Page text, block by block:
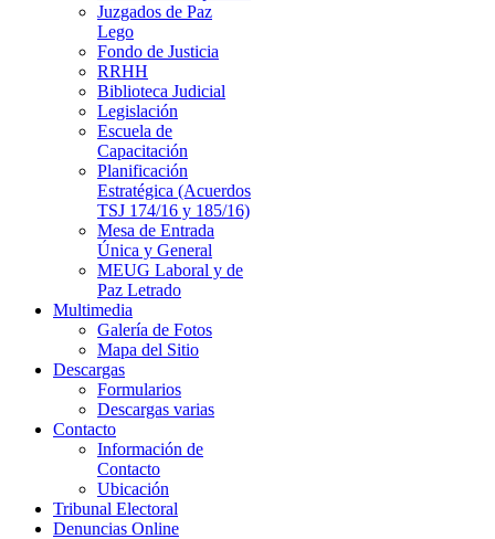
Juzgados de Paz
Lego
Fondo de Justicia
RRHH
Biblioteca Judicial
Legislación
Escuela de
Capacitación
Planificación
Estratégica (Acuerdos
TSJ 174/16 y 185/16)
Mesa de Entrada
Única y General
MEUG Laboral y de
Paz Letrado
Multimedia
Galería de Fotos
Mapa del Sitio
Descargas
Formularios
Descargas varias
Contacto
Información de
Contacto
Ubicación
Tribunal Electoral
Denuncias Online